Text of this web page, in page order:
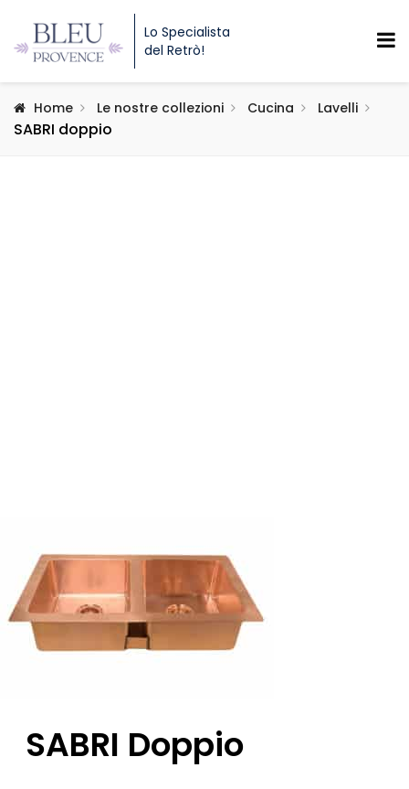
Lo Specialista
del Retrò!
Home Le nostre collezioni Cucina Lavelli
SABRI doppio
SABRI Doppio